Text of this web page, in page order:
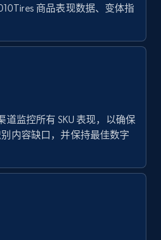
- Find new products by
URL
Currency, Gtin,
urls, Top reviews, and
商品表现数据、变体指
道监控所有 SKU 表现，以确保
内容缺口，并保持最佳数字